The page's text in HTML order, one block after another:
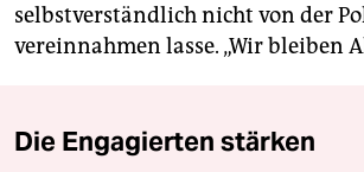
selbstverständlich nicht von der
vereinnahmen lasse. „Wir bleiben
Die Engagierten stärken